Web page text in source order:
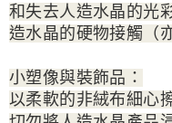
和失去人造水晶的光
造水晶的硬物接觸（
小塑像與裝飾品：
以柔軟的非絨布細心